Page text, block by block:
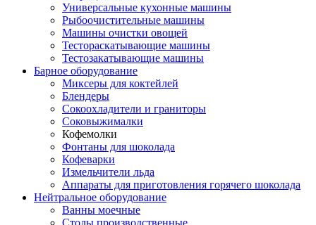
Универсальные кухонные машины
Рыбоочистительные машины
Машины очистки овощей
Тестораскатывающие машины
Тестозакатывающие машины
Барное оборудование
Миксеры для коктейлей
Блендеры
Сокоохладители и граниторы
Соковыжималки
Кофемолки
Фонтаны для шоколада
Кофеварки
Измельчители льда
Аппараты для приготовления горячего шоколада
Нейтральное оборудование
Ванны моечные
Столы производственные